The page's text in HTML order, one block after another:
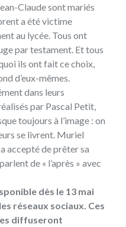
Claude sont mariés
a été victime
au lycée. Tous ont
par testament. Et tous
ils ont fait ce choix,
d’eux-mêmes.
dans leurs
par Pascal Petit,
toujours à l’image : on
se livrent. Muriel
accepté de prêter sa
de « l’après » avec
dès le 13 mai
réseaux sociaux. Ces
diffuseront